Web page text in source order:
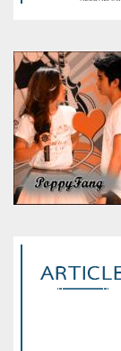
Warning: Use of
constant
assumed
will throw an Error in a
version of PHP) in
/home/keedkean/
on line534
รักวุ้นวายของเจ้าชาย
assumed
will throw an Error in a